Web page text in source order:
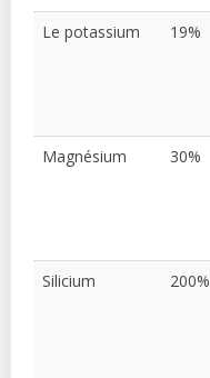
Le potassium
19%
Magnésium
30%
Silicium
200%